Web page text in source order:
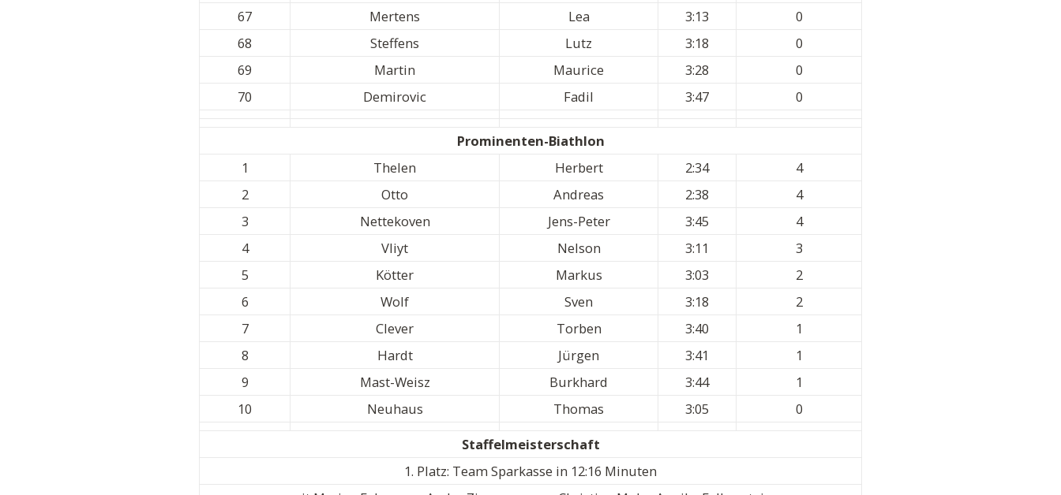
67
Mertens Lea 3:13
0
68
Steffens Lutz 3:18
0
69
Martin Maurice 3:28
0
70
Demirovic Fadil 3:47 0
Prominenten-Biathlon
1
Thelen Herbert 2:34
4
2
Otto Andreas 2:38
4
3
Nettekoven Jens-Peter 3:45
4
4
Vliyt Nelson 3:11
3
5
Kötter Markus 3:03
2
6
Wolf Sven 3:18
2
7
Clever Torben 3:40
1
8
Hardt Jürgen 3:41
1
9
Mast-Weisz Burkhard 3:44
1
10
Neuhaus Thomas 3:05
0
Staffelmeisterschaft
1. Platz: Team Sparkasse in 12:16 Minuten